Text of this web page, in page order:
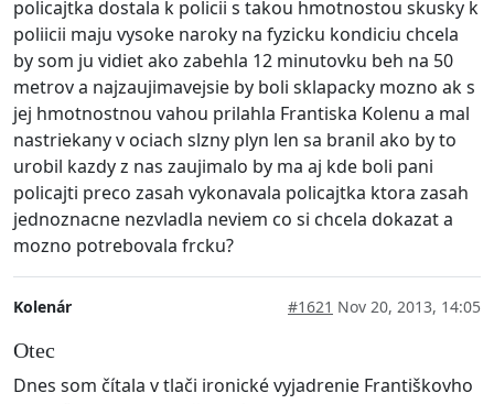
policajtka dostala k policii s takou hmotnostou skusky k
poliicii maju vysoke naroky na fyzicku kondiciu chcela
by som ju vidiet ako zabehla 12 minutovku beh na 50
metrov a najzaujimavejsie by boli sklapacky mozno ak s
jej hmotnostnou vahou prilahla Frantiska Kolenu a mal
nastriekany v ociach slzny plyn len sa branil ako by to
urobil kazdy z nas zaujimalo by ma aj kde boli pani
policajti preco zasah vykonavala policajtka ktora zasah
jednoznacne nezvladla neviem co si chcela dokazat a
mozno potrebovala frcku?
Kolenár #1621 Nov 20, 2013, 14:05
Otec
Dnes som čítala v tlači ironické vyjadrenie Františkovho